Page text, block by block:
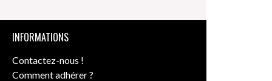
INFORMATIONS
Contactez-nous !
Comment adhérer ?